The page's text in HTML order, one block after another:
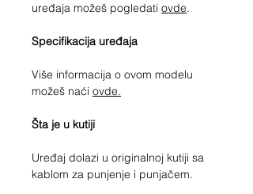
uređaja možeš pogledati ovde.
Specifikacija uređaja
Više informacija o ovom modelu
možeš naći ovde.
Šta je u kutiji
Uređaj dolazi u originalnoj kutiji sa
kablom za punjenje i punjačem.